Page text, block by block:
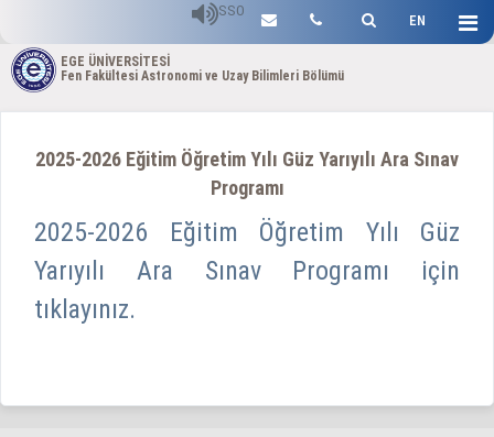
EN
SSO
EGE ÜNİVERSİTESİ
Fen Fakültesi Astronomi ve Uzay Bilimleri Bölümü
2025-2026 Eğitim Öğretim Yılı Güz Yarıyılı Ara Sınav
Programı
2025-2026 Eğitim Öğretim Yılı Güz
Yarıyılı Ara Sınav Programı için
tıklayınız.